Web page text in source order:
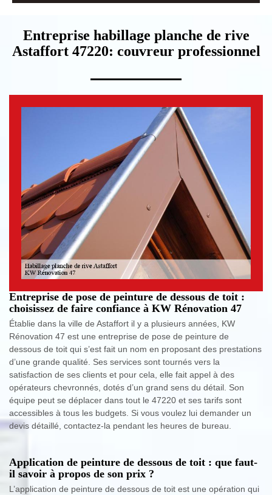
Entreprise habillage planche de rive
Astaffort 47220: couvreur professionnel
Entreprise de pose de peinture de dessous de toit :
choisissez de faire confiance à KW Rénovation 47
Établie dans la ville de Astaffort il y a plusieurs années, KW
Rénovation 47 est une entreprise de pose de peinture de
dessous de toit qui s’est fait un nom en proposant des prestations
d’une grande qualité. Ses services sont tournés vers la
satisfaction de ses clients et pour cela, elle fait appel à des
opérateurs chevronnés, dotés d’un grand sens du détail. Son
équipe peut se déplacer dans tout le 47220 et ses tarifs sont
accessibles à tous les budgets. Si vous voulez lui demander un
devis détaillé, contactez-la pendant les heures de bureau.
Application de peinture de dessous de toit : que faut-
il savoir à propos de son prix ?
L’application de peinture de dessous de toit est une opération qui